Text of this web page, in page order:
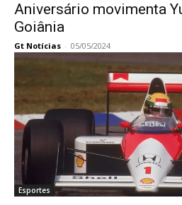
Aniversário movimenta
Goiânia
Gt Notícias - 05/05/2024
Esportes